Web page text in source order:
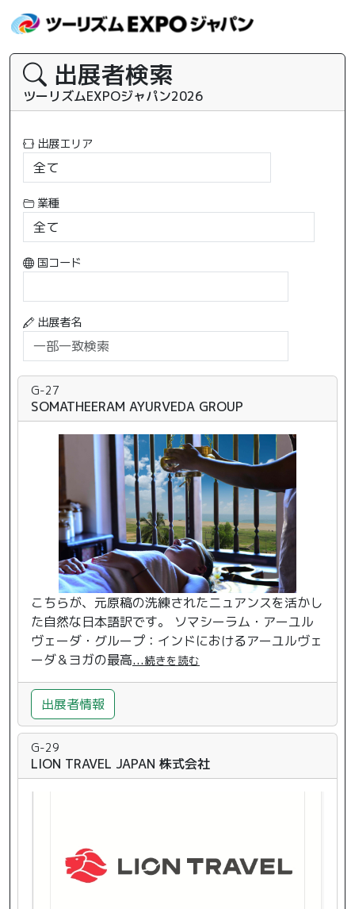
出展者検索
ツーリズムEXPOジャパン2026
出展エリア
業種
国コード
出展者名
G-27
SOMATHEERAM AYURVEDA GROUP
こちらが、元原稿の洗練されたニュアンスを活かし
た自然な日本語訳です。 ソマシーラム・アーユル
ヴェーダ・グループ：インドにおけるアーユルヴェ
ーダ＆ヨガの最高...続きを読む
出展者情報
G-29
LION TRAVEL JAPAN 株式会社